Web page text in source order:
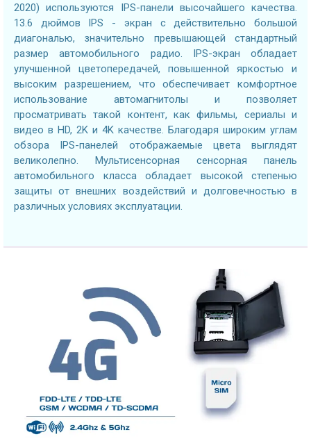
2020) используются IPS-панели высочайшего качества.
13.6 дюймов IPS - экран с действительно большой
диагональю, значительно превышающей стандартный
размер автомобильного радио. IPS-экран обладает
улучшенной цветопередачей, повышенной яркостью и
высоким разрешением, что обеспечивает комфортное
использование автомагнитолы и позволяет
просматривать такой контент, как фильмы, сериалы и
видео в HD, 2K и 4K качестве. Благодаря широким углам
обзора IPS-панелей отображаемые цвета выглядят
великолепно. Мультисенсорная сенсорная панель
автомобильного класса обладает высокой степенью
защиты от внешних воздействий и долговечностью в
различных условиях эксплуатации.